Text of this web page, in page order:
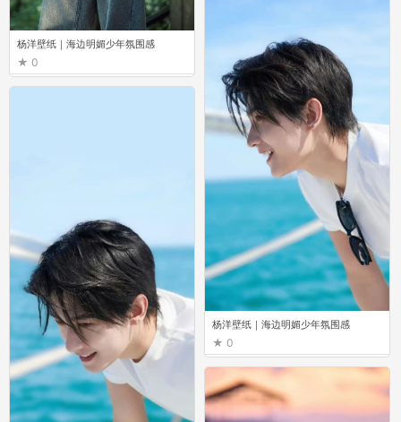
杨洋壁纸｜海边明媚少年氛围感
0
杨洋壁纸｜海边明媚少年氛围感
0